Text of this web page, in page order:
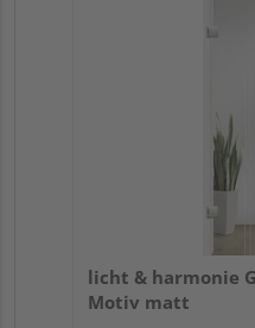
licht & harmonie
Motiv matt